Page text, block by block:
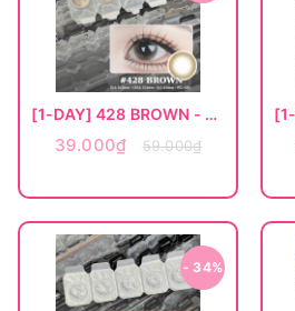
[1-DAY] 428 BROWN - Size nhỏ
39.000₫ 59.000₫
- 34%